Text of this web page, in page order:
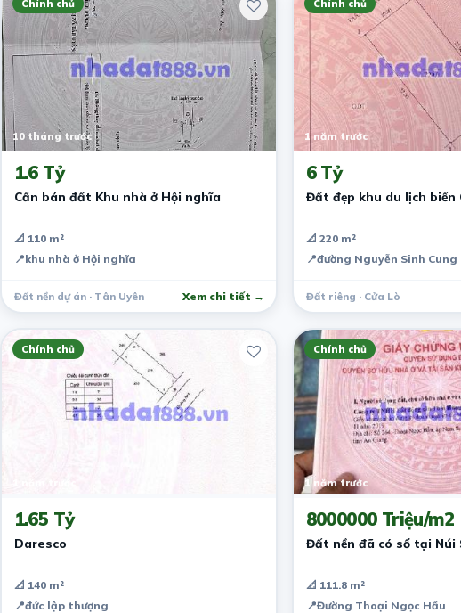
Chính chủ
10 tháng trước
1.6 Tỷ
Cần bán đất Khu nhà ở Hội nghĩa
📐 110 m²
📍khu nhà ở Hội nghĩa
Đất nền dự án · Tân Uyên Xem chi tiết →
Chính chủ
1 năm trước
6 Tỷ
Đất đẹp khu du lịch biển
📐 220 m²
📍đường Nguyễn Sinh Cung
Đất riêng · Cửa Lò
Chính chủ
1.65 Tỷ
Daresco
📐 140 m²
📍đức lập thượng
Chính chủ
1 năm trước
8000000 Triệu/m2
Đất nền đã có sổ tại Núi
📐 111.8 m²
📍Đường Thoại Ngọc Hầu